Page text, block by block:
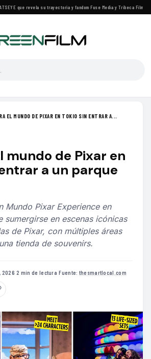
que revela su trayectoria y fandom·Fuse Media y Tribeca Films
EL MUNDO DE PIXAR EN TOKIO SIN ENTRAR A...
mundo de Pixar en
a un parque
Mundo Pixar Experience en
sumergirse en escenas icónicas
de Pixar, con múltiples áreas
tienda de souvenirs.
2026·2 min de lectura·Fuente: thesmartlocal.com